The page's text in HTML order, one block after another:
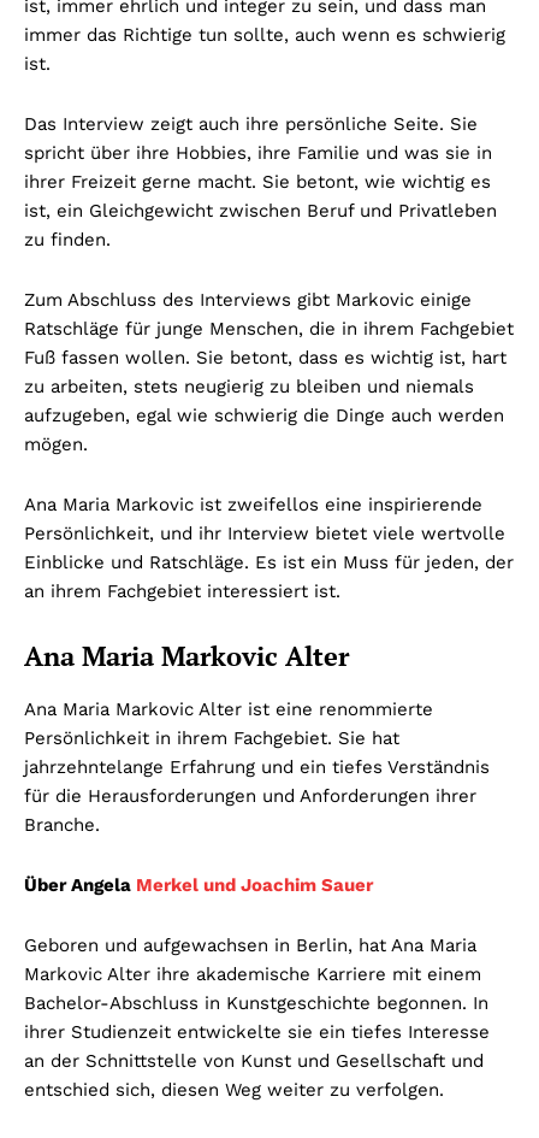
ist, immer ehrlich und integer zu sein, und dass man
immer das Richtige tun sollte, auch wenn es schwierig
ist.
Das Interview zeigt auch ihre persönliche Seite. Sie
spricht über ihre Hobbies, ihre Familie und was sie in
ihrer Freizeit gerne macht. Sie betont, wie wichtig es
ist, ein Gleichgewicht zwischen Beruf und Privatleben
zu finden.
Zum Abschluss des Interviews gibt Markovic einige
Ratschläge für junge Menschen, die in ihrem Fachgebiet
Fuß fassen wollen. Sie betont, dass es wichtig ist, hart
zu arbeiten, stets neugierig zu bleiben und niemals
aufzugeben, egal wie schwierig die Dinge auch werden
mögen.
Ana Maria Markovic ist zweifellos eine inspirierende
Persönlichkeit, und ihr Interview bietet viele wertvolle
Einblicke und Ratschläge. Es ist ein Muss für jeden, der
an ihrem Fachgebiet interessiert ist.
Ana Maria Markovic Alter
Ana Maria Markovic Alter ist eine renommierte
Persönlichkeit in ihrem Fachgebiet. Sie hat
jahrzehntelange Erfahrung und ein tiefes Verständnis
für die Herausforderungen und Anforderungen ihrer
Branche.
Über Angela Merkel und Joachim Sauer
Geboren und aufgewachsen in Berlin, hat Ana Maria
Markovic Alter ihre akademische Karriere mit einem
Bachelor-Abschluss in Kunstgeschichte begonnen. In
ihrer Studienzeit entwickelte sie ein tiefes Interesse
an der Schnittstelle von Kunst und Gesellschaft und
entschied sich, diesen Weg weiter zu verfolgen.